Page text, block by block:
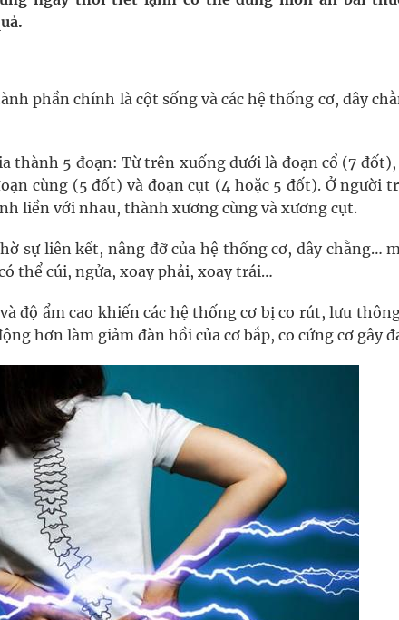
riêng 2026
cấp cứu, điều trị đột quỵ
ung thư
Của Các Loài Nhân Sâm (Panax Spp.): Tổng
phần chính là cột sống và các hệ thống cơ, dây
thành 5 đoạn: Từ trên xuống dưới là đoạn cổ (7
cùng (5 đốt) và đoạn cụt (4 hoặc 5 đốt). Ở người
liền với nhau, thành xương cùng và xương cụt.
sự liên kết, nâng đỡ của hệ thống cơ, dây chằng…
thể cúi, ngửa, xoay phải, xoay trái…
độ ẩm cao khiến các hệ thống cơ bị co rút, lưu
hơn làm giảm đàn hồi của cơ bắp, co cứng cơ gây